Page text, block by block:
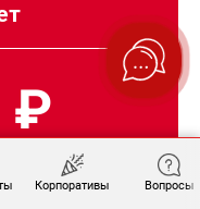
Корпоративы Вопросы
₽